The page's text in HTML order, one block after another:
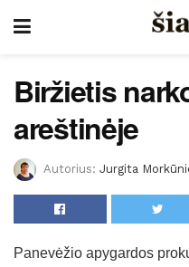
Biržietis
areštinėje
Autorius: Jurgita
Panevėžio apygardos